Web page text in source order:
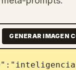
GENERAR IMAGEN